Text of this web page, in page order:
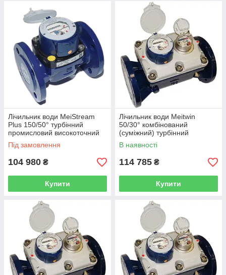
Лічильник води MeiStream
Plus 150/50° турбінний
промисловий високоточний
клас "С" SENSUS (Німеччина)
Під замовлення
104 980 ₴
Купити
Лічильник води Meitwin
50/30° комбінований
(суміжний) турбінний
промисловий клас "С"
SENSUS (Німеччина)
В наявності
114 785 ₴
Купити